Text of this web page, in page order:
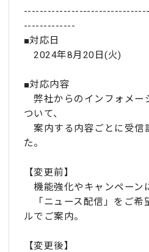
-------------
■対応日
2024年8月20日(火)
■対応内容
弊社からのインフォメー
ついて、
案内する内容ごとに受信
た。
【変更前】
機能強化やキャンペーン
「ニュース配信」をご希
ルでご案内。
【変更後】